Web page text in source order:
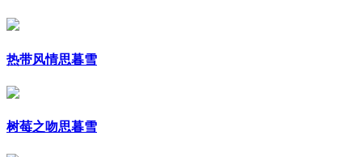
热带风情思暮雪
树莓之吻思暮雪